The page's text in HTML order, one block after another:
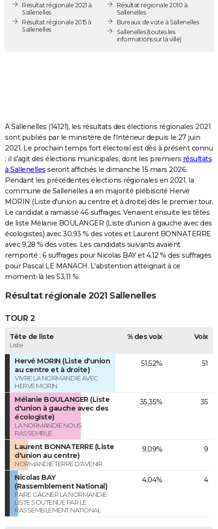
Destinations
City break
Voyage nature
Voyage de noces
Forum
PHOTO
GUIDES D'ACHAT
COPAINS D'AVANT
S'inscrire
Se connecter
Lycées
Collèges
Primaires
Universités
Entreprises
Service militaire
Avis de recherche
AVIS DE DÉCÈS
FORUM
Résultat régionale 2021 à
Sallenelles
Résultat régionale 2015 à
Sallenelles
Résultat régionale 2010 à
Sallenelles
Bureaux de vote à Sallenelles
Sallenelles(toutes les
informations sur la ville)
À Sallenelles (14121), les résultats des élections régionales 2021
sont publiés par le ministère de l'Intérieur depuis le 27 juin
2021. Le prochain temps fort électoral est dès à présent connu
: il s'agit des élections municipales, dont les premiers résultats
à Sallenelles seront affichés le dimanche 15 mars 2026.
Pendant les précédentes élections régionales en 2021, la
commune de Sallenelles a en majorité plébiscité Hervé
MORIN (Liste d'union au centre et à droite) dès le premier tour.
Le candidat a ramassé 46 suffrages. Venaient ensuite les têtes
de liste Mélanie BOULANGER (Liste d'union à gauche avec des
écologistes) avec 30,93 % des votes et Laurent BONNATERRE
avec 9,28 % des votes. Les candidats suivants avaient
remporté : 6 suffrages pour Nicolas BAY et 4,12 % des suffrages
pour Pascal LE MANACH. L'abstention atteignait à ce
moment-là les 53,11 %.
Résultat régionale 2021 Sallenelles
TOUR 2
Tête de liste
Liste
% des voix Voix
Hervé MORIN (Liste d'union
au centre et à droite)
VIVRE LA NORMANDIE AVEC
HERVE MORIN
51,52% 51
Mélanie BOULANGER (Liste
d'union à gauche avec des
écologiste)
LA NORMANDIE NOUS
RASSEMBLE
35,35% 35
Laurent BONNATERRE (Liste
d'union au centre)
NORMANDIE TERRE D'AVENIR
9,09% 9
Nicolas BAY
(Rassemblement National)
FAIRE GAGNER LA NORMANDIE
LISTE SOUTENUE PAR LE
RASSEMBLEMENT NATIONAL
4,04% 4